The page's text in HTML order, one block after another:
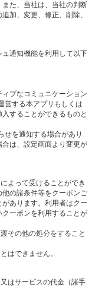
た、当社は、当社の判断
加、変更、修正、削除、
通知機能を利用して以下
ブなコミュニケーション
する本アプリもしくは
することができるものと
を通知する場合があり
は、設定画面より変更が
よって受けることができ
の諸条件等をクーポンご
あります。利用者はクー
ーポンを利用することが
その他の処分をすること
はできません。
はサービスの代金（諸手